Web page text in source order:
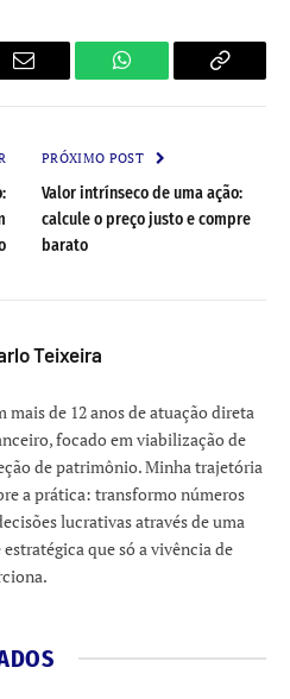
Email WhatsApp Copy
PRÓXIMO POST
Valor intrínseco de uma ação:
calcule o preço justo e compre
barato
Teixeira
mais de 12 anos de atuação direta
focado em viabilização de
de patrimônio. Minha trajetória
a prática: transformo números
lucrativas através de uma
que só a vivência de